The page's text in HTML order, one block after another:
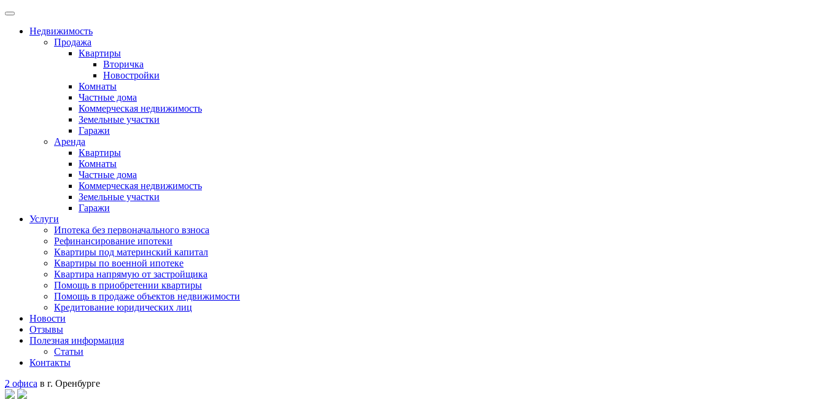
Недвижимость
Продажа
Квартиры
Вторичка
Новостройки
Комнаты
Частные дома
Коммерческая недвижимость
Земельные участки
Гаражи
Аренда
Квартиры
Комнаты
Частные дома
Коммерческая недвижимость
Земельные участки
Гаражи
Услуги
Ипотека без первоначального взноса
Рефинансирование ипотеки
Квартиры под материнский капитал
Квартиры по военной ипотеке
Квартира напрямую от застройщика
Помощь в приобретении квартиры
Помощь в продаже объектов недвижимости
Кредитование юридических лиц
Новости
Отзывы
Полезная информация
Статьи
Контакты
2 офиса в г. Оренбурге